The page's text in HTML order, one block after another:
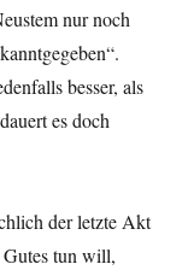
nur noch
besser, als
es doch
der letzte Akt
Gutes tun will,